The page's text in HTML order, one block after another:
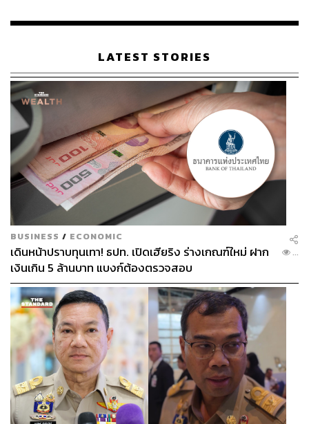
เรือนไทยที่ถูกซุกไว้
LATEST STORIES
BUSINESS / ECONOMIC
เดินหน้าปราบทุนเทา! ธปท. เปิดเฮียริง ร่างเกณฑ์ใหม่ ฝาก
เงินเกิน 5 ล้านบาท แบงก์ต้องตรวจสอบ
...